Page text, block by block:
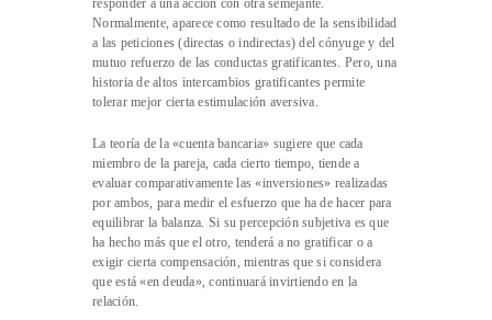
responder a una acción con otra semejante.
Normalmente, aparece como resultado de la sensibilidad
a las peticiones (directas o indirectas) del cónyuge y del
mutuo refuerzo de las conductas gratificantes. Pero, una
historia de altos intercambios gratificantes permite
tolerar mejor cierta estimulación aversiva.
La teoría de la «cuenta bancaria» sugiere que cada
miembro de la pareja, cada cierto tiempo, tiende a
evaluar comparativamente las «inversiones» realizadas
por ambos, para medir el esfuerzo que ha de hacer para
equilibrar la balanza. Si su percepción subjetiva es que
ha hecho más que el otro, tenderá a no gratificar o a
exigir cierta compensación, mientras que si considera
que está «en deuda», continuará invirtiendo en la
relación.